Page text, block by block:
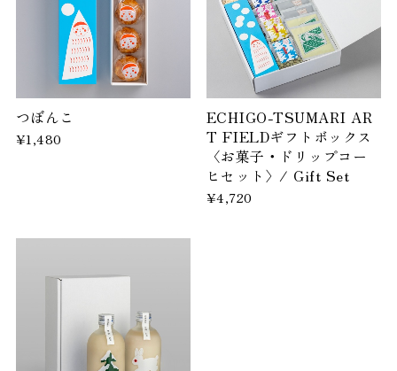
つぼんこ
¥1,480
ECHIGO-TSUMARI AR
T FIELDギフトボックス
〈お菓子・ドリップコー
ヒセット〉/ Gift Set
¥4,720